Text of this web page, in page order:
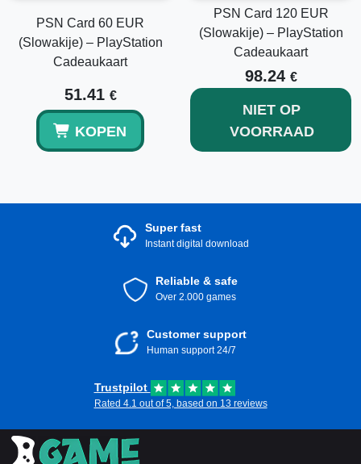
PSN Card 60 EUR
(Slowakije) – PlayStation
Cadeaukaart
51.41 €
KOPEN
PSN Card 120 EUR
(Slowakije) – PlayStation
Cadeaukaart
98.24 €
NIET OP
VOORRAAD
Super fast
Instant digital download
Reliable & safe
Over 2.000 games
Customer support
Human support 24/7
Trustpilot
Rated 4.1 out of 5, based on 13 reviews